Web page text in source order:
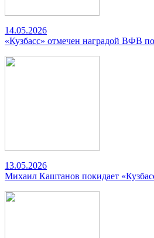
14.05.2026
«Кузбасс» отмечен наградой ВФВ
13.05.2026
Михаил Каштанов покидает